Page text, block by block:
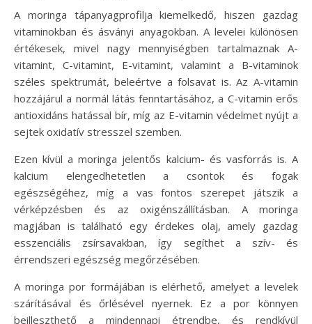
A moringa tápanyagprofilja kiemelkedő, hiszen gazdag
vitaminokban és ásványi anyagokban. A levelei különösen
értékesek, mivel nagy mennyiségben tartalmaznak A-
vitamint, C-vitamint, E-vitamint, valamint a B-vitaminok
széles spektrumát, beleértve a folsavat is. Az A-vitamin
hozzájárul a normál látás fenntartásához, a C-vitamin erős
antioxidáns hatással bír, míg az E-vitamin védelmet nyújt a
sejtek oxidatív stresszel szemben.
Ezen kívül a moringa jelentős kalcium- és vasforrás is. A
kalcium elengedhetetlen a csontok és fogak
egészségéhez, míg a vas fontos szerepet játszik a
vérképzésben és az oxigénszállításban. A moringa
magjában is található egy érdekes olaj, amely gazdag
esszenciális zsírsavakban, így segíthet a szív- és
érrendszeri egészség megőrzésében.
A moringa por formájában is elérhető, amelyet a levelek
szárításával és őrlésével nyernek. Ez a por könnyen
beilleszthető a mindennapi étrendbe, és rendkívül